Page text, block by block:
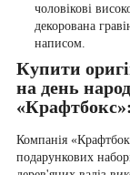
чоловікові
декорована
написом.
Купити
на день
Компанія
подарункових